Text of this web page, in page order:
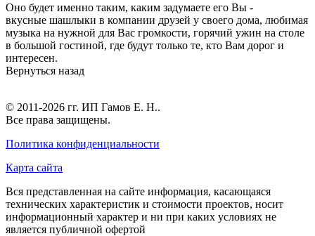
Оно будет именно таким, каким задумаете его Вы -
вкусные шашлыки в компании друзей у своего дома, любимая
музыка на нужной для Вас громкости, горячий ужин на столе
в большой гостиной, где будут только те, кто Вам дорог и
интересен.
Вернуться назад
© 2011-2026 гг. ИП Гамов Е. Н..
Все права защищены.
Политика конфиденциальности
Карта сайта
Вся представленная на сайте информация, касающаяся
технических характеристик и стоимости проектов, носит
информационный характер и ни при каких условиях не
является публичной офертой